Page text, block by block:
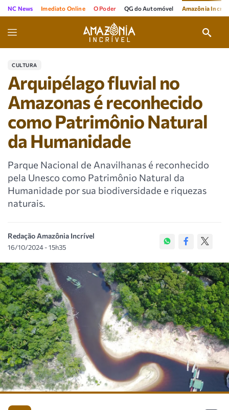
NC News Imediato Online O Poder QG do Automóvel Amazônia
CULTURA
Arquipélago fluvial no
Amazonas é reconhecido
como Patrimônio Natural
da Humanidade
Parque Nacional de Anavilhanas é reconhecido
pela Unesco como Patrimônio Natural da
Humanidade por sua biodiversidade e riquezas
naturais.
Redação Amazônia Incrível
16/10/2024 - 15h35